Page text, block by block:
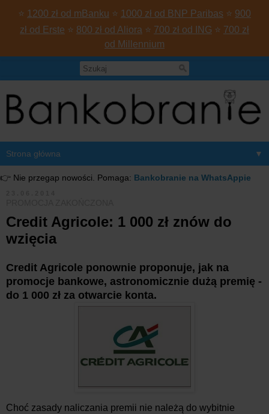
⭐ 1200 zł od mBanku ⭐ 1000 zł od BNP Paribas ⭐ 900
zł od Erste ⭐ 800 zł od Aliora ⭐ 700 zł od ING ⭐ 700 zł
od Millennium
▼
👉 Nie przegap nowości. Pomaga: Bankobranie na WhatsAppie
Credit Agricole: 1 000 zł znów do
wzięcia
Credit Agricole ponownie proponuje, jak na
promocje bankowe, astronomicznie dużą premię -
do 1 000 zł za otwarcie konta.
Choć zasady naliczania premii nie należą do wybitnie